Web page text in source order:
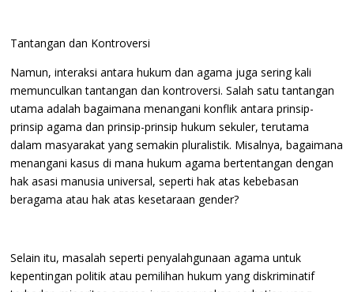
Tantangan dan Kontroversi
Namun, interaksi antara hukum dan agama juga sering kali
memunculkan tantangan dan kontroversi. Salah satu tantangan
utama adalah bagaimana menangani konflik antara prinsip-
prinsip agama dan prinsip-prinsip hukum sekuler, terutama
dalam masyarakat yang semakin pluralistik. Misalnya, bagaimana
menangani kasus di mana hukum agama bertentangan dengan
hak asasi manusia universal, seperti hak atas kebebasan
beragama atau hak atas kesetaraan gender?
Selain itu, masalah seperti penyalahgunaan agama untuk
kepentingan politik atau pemilihan hukum yang diskriminatif